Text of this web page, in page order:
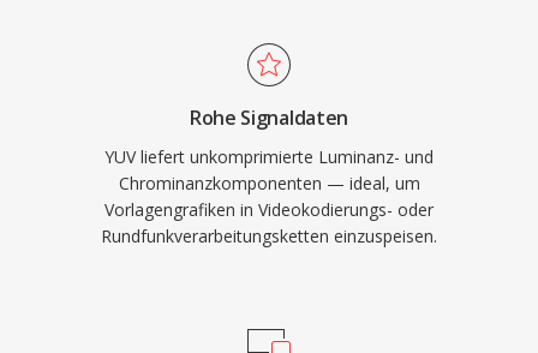
Rohe Signaldaten
YUV liefert unkomprimierte Luminanz- und
Chrominanzkomponenten — ideal, um
Vorlagengrafiken in Videokodierungs- oder
Rundfunkverarbeitungsketten einzuspeisen.